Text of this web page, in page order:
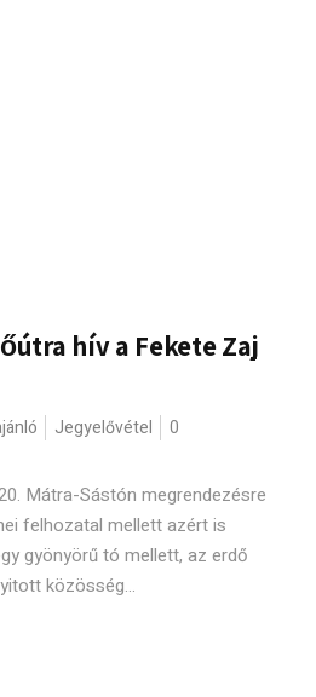
hív a Fekete Zaj
Jegyelővétel
0
Mátra-Sástón megrendezésre
felhozatal mellett azért is
gyönyörű tó mellett, az erdő
közösség...